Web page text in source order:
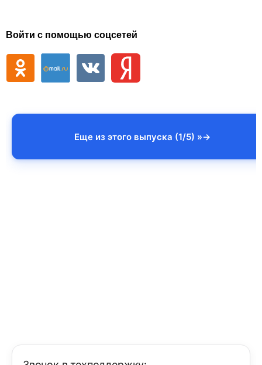
Войти с помощью соцсетей
Еще из этого выпуска (1/5) »